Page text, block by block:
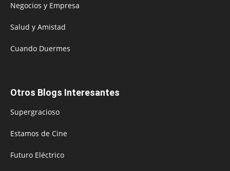
Negocios y Empresa
Salud y Amistad
Cuando Duermes
Otros Blogs Interesantes
Supergracioso
Estamos de Cine
Futuro Eléctrico